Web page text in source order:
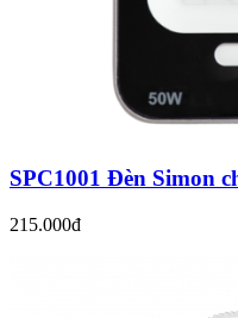
SPC1001 Đèn Simon
215.000đ